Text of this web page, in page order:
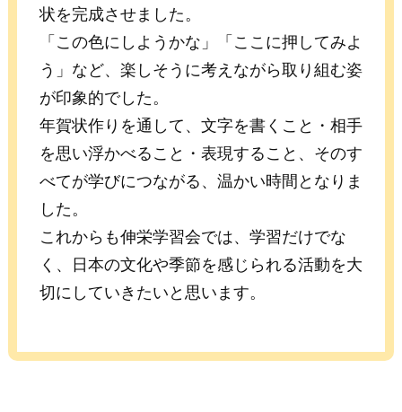
状を完成させました。
「この色にしようかな」「ここに押してみよ
う」など、楽しそうに考えながら取り組む姿
が印象的でした。
年賀状作りを通して、文字を書くこと・相手
を思い浮かべること・表現すること、そのす
べてが学びにつながる、温かい時間となりま
した。
これからも伸栄学習会では、学習だけでな
く、日本の文化や季節を感じられる活動を大
切にしていきたいと思います。